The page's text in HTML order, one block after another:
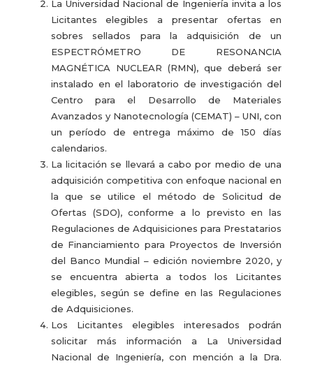
La Universidad Nacional de Ingeniería invita a los
Licitantes elegibles a presentar ofertas en
sobres sellados para la adquisición de un
ESPECTRÓMETRO DE RESONANCIA
MAGNÉTICA NUCLEAR (RMN), que deberá ser
instalado en el laboratorio de investigación del
Centro para el Desarrollo de Materiales
Avanzados y Nanotecnología (CEMAT) – UNI, con
un período de entrega máximo de 150 días
calendarios.
La licitación se llevará a cabo por medio de una
adquisición competitiva con enfoque nacional en
la que se utilice el método de Solicitud de
Ofertas (SDO), conforme a lo previsto en las
Regulaciones de Adquisiciones para Prestatarios
de Financiamiento para Proyectos de Inversión
del Banco Mundial – edición noviembre 2020, y
se encuentra abierta a todos los Licitantes
elegibles, según se define en las Regulaciones
de Adquisiciones.
Los Licitantes elegibles interesados podrán
solicitar más información a La Universidad
Nacional de Ingeniería, con mención a la Dra.